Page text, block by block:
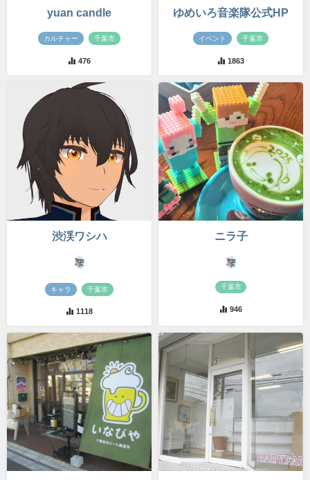
yuan candle
カルチャー 千葉市
476
ゆめいろ音楽隊公式HP
イベント 千葉市
1863
渋渓ワシハ
キャラ 千葉市
1118
ニラ子
千葉市
946